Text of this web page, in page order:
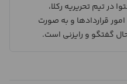
تیم تحریریه رکلا،
قراردادها و به صورت
حال گفتگو و رایزنی است.